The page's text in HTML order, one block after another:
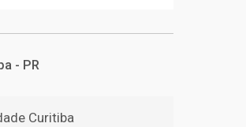
- PR
Curitiba